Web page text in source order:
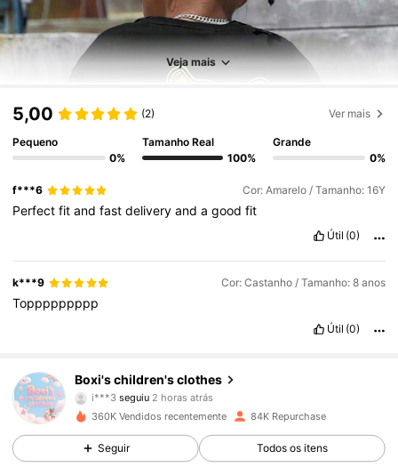
Veja mais
5,00 (2) Ver mais
Pequeno
0%
Tamanho Real
100%
Grande
0%
f***6 Cor: Amarelo / Tamanho: 16Y
Perfectfitandfastdeliveryandagoodfit
Útil (0)
k***9 Cor: Castanho / Tamanho: 8 anos
Toppppppppp
Útil (0)
Boxi's children's clothes
i***3 seguiu 2 horas atrás
o***4está a navegar
360K Vendidos recentemente 84K Repurchase
Seguir Todos os itens